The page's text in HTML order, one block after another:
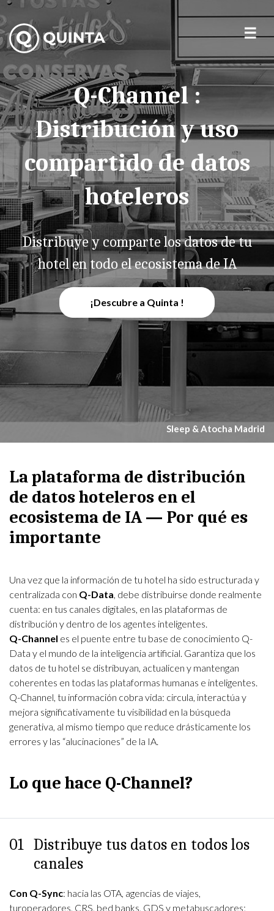
Q-Channel :
Distribución y uso
compartido de datos
hoteleros
Distribuye y comparte los datos de tu
hotel en todo el ecosistema de IA
¡Descubre a Quinta !
Sleep & Atocha Madrid
La plataforma de distribución
de datos hoteleros en el
ecosistema de IA — Por qué es
importante
Una vez que la información de tu hotel ha sido estructurada y
centralizada con Q-Data, debe distribuirse donde realmente
cuenta: en tus canales digitales, en las plataformas de
distribución y dentro de los agentes inteligentes.
Q-Channel es el puente entre tu base de conocimiento Q-
Data y el mundo de la inteligencia artificial. Garantiza que los
datos de tu hotel se distribuyan, actualicen y mantengan
coherentes en todas las plataformas humanas e inteligentes.
Q-Channel, tu información cobra vida: circula, interactúa y
mejora significativamente tu visibilidad en la búsqueda
generativa, al mismo tiempo que reduce drásticamente los
errores y las “alucinaciones” de la IA.
Lo que hace Q-Channel?
01 Distribuye tus datos en todos los
canales
Con Q-Sync: hacia las OTA, agencias de viajes,
turoperadores, CRS, bed banks, GDS y metabuscadores;